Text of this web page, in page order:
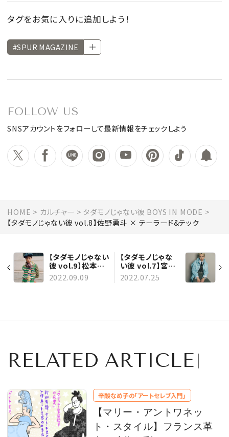
タグをお気に入りに追加しよう！
#SPUR MAGAZINE
FOLLOW US
SNSアカウントをフォローして最新情報をチェックしよう
HOME カルチャー
タダモノじゃない彼 BOYS IN MODE
【タダモノじゃない彼 vol.8】佐野勇斗 × テーラード&テック
【タダモノじゃない
彼 vol.9】松本大
輝 × レトロ・パタ
ーン
2022.09.09
【タダモノじゃな
い彼 vol.7】宮世
琉弥 × ニュー・ト
ラッド
2022.07.25
RELATED ARTICLE
辛酸なめ子の「アートセレブ入門」
【マリー・アントワネッ
ト・スタイル】フランス革